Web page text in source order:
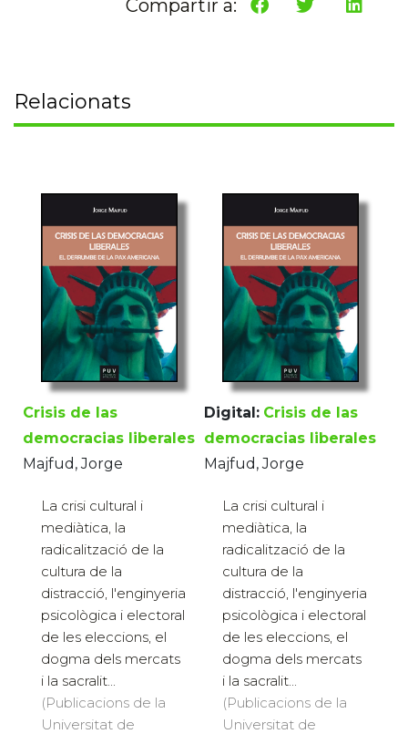
Compartir a:
Relacionats
Crisis de las
democracias liberales
Majfud, Jorge
La crisi cultural i
mediàtica, la
radicalització de la
cultura de la
distracció, l'enginyeria
psicològica i electoral
de les eleccions, el
dogma dels mercats
i la sacralit...
(Publicacions de la
Universitat de
Digital: Crisis de las
democracias liberales
Majfud, Jorge
La crisi cultural i
mediàtica, la
radicalització de la
cultura de la
distracció, l'enginyeria
psicològica i electoral
de les eleccions, el
dogma dels mercats
i la sacralit...
(Publicacions de la
Universitat de